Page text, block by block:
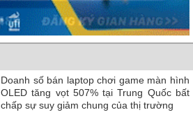
Doanh số bán laptop chơi game màn hình
OLED tăng vọt 507% tại Trung Quốc bất
chấp sự suy giảm chung của thị trường